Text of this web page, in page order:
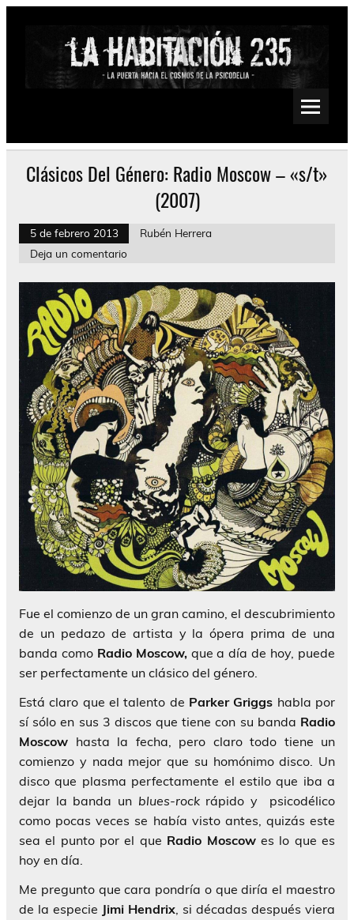
Saltar
Psychedelic, Stoner, Doom, Sludge, Fuzz, Space, Drone
Clásicos Del Género: Radio Moscow – «s/t»
(2007)
5 de febrero 2013
Rubén Herrera
Deja un comentario
Fue el comienzo de un gran camino, el descubrimiento
de un pedazo de artista y la ópera prima de una
banda como Radio Moscow,que a día de hoy, puede
ser perfectamente un clásico del género.
Está claro que el talento de Parker Griggs habla por
sí sólo en sus 3 discos que tiene con su banda Radio
Moscow hasta la fecha, pero claro todo tiene un
comienzo y nada mejor que su homónimo disco. Un
disco que plasma perfectamente el estilo que iba a
dejar la banda un blues-rockrápido y psicodélico
como pocas veces se había visto antes, quizás este
sea el punto por el que Radio Moscowes lo que es
hoy en día.
Me pregunto que cara pondría o que diría el maestro
de la especie Jimi Hendrix, si décadas después viera